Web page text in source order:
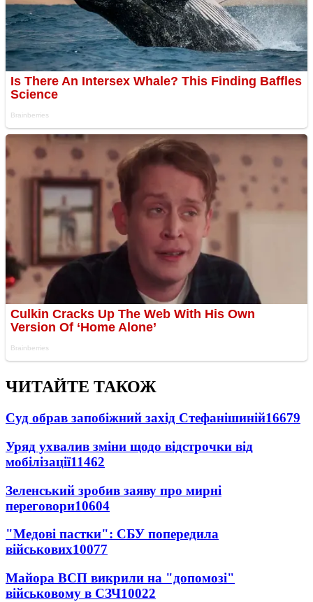
ЧИТАЙТЕ ТАКОЖ
Суд обрав запобіжний захід Стефанішиній16679
Уряд ухвалив зміни щодо відстрочки від
мобілізації11462
Зеленський зробив заяву про мирні
переговори10604
"Медові пастки": СБУ попередила
військових10077
Майора ВСП викрили на "допомозі"
військовому в СЗЧ10022